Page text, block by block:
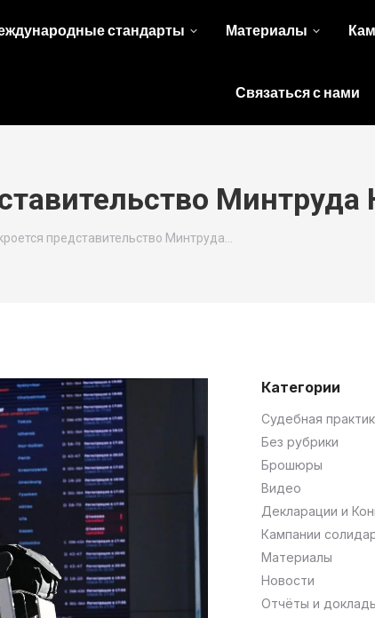
стандарты Материалы
Связаться с нами
Минтруда
представительство Минтруда…
Категории
Cудебная
Без рубрики
Брошюры
Видео
Декларации и
Кампании
Материалы
Новости
Отчёты и